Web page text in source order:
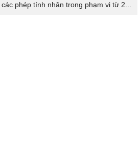
phép tính nhân trong phạm vi từ 2...